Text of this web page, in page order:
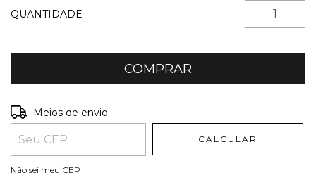
QUANTIDADE
Entregas para o CEP:
Meios de envio
CALCULAR
Não sei meu CEP